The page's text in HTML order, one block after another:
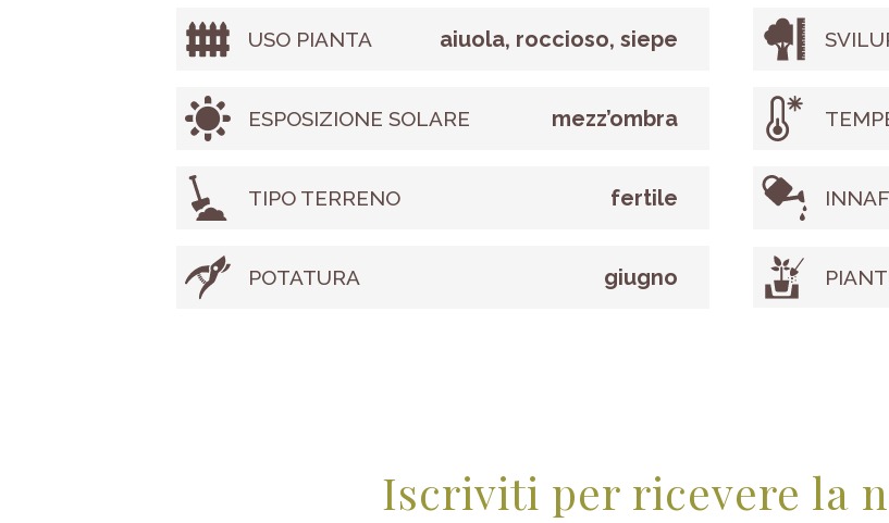
USO PIANTA aiuola, roccioso, siepe
ESPOSIZIONE SOLARE mezz’ombra
TIPO TERRENO fertile
POTATURA giugno
Iscriviti per ricevere la